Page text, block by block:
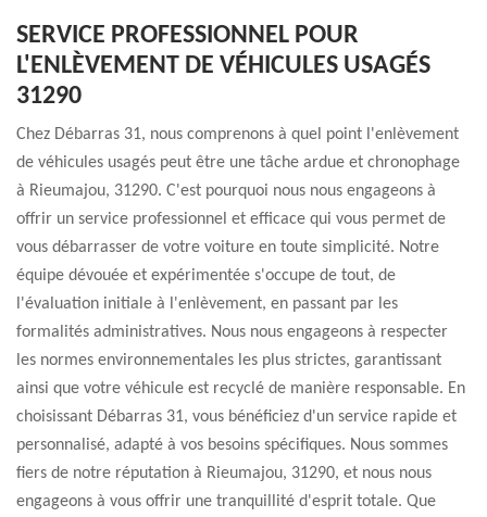
SERVICE PROFESSIONNEL POUR
L'ENLÈVEMENT DE VÉHICULES USAGÉS
31290
Chez Débarras 31, nous comprenons à quel point l'enlèvement
de véhicules usagés peut être une tâche ardue et chronophage
à Rieumajou, 31290. C'est pourquoi nous nous engageons à
offrir un service professionnel et efficace qui vous permet de
vous débarrasser de votre voiture en toute simplicité. Notre
équipe dévouée et expérimentée s'occupe de tout, de
l'évaluation initiale à l'enlèvement, en passant par les
formalités administratives. Nous nous engageons à respecter
les normes environnementales les plus strictes, garantissant
ainsi que votre véhicule est recyclé de manière responsable. En
choisissant Débarras 31, vous bénéficiez d'un service rapide et
personnalisé, adapté à vos besoins spécifiques. Nous sommes
fiers de notre réputation à Rieumajou, 31290, et nous nous
engageons à vous offrir une tranquillité d'esprit totale. Que